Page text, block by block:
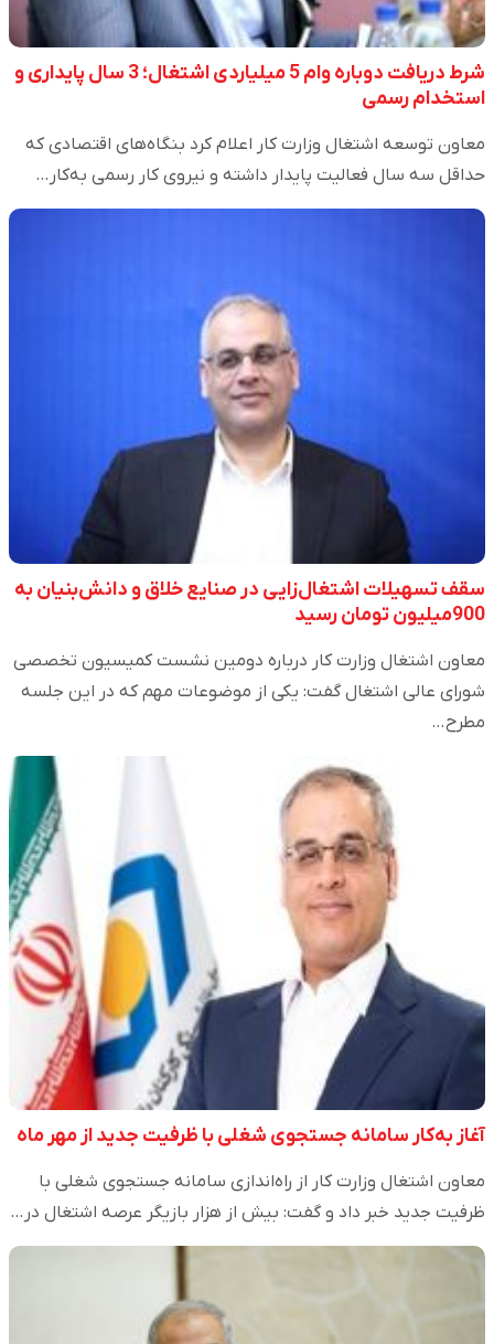
شرط دریافت دوباره وام 5 میلیاردی اشتغال؛ 3 سال پایداری و
استخدام رسمی
معاون توسعه اشتغال وزارت کار اعلام کرد بنگاه‌های اقتصادی که
حداقل سه سال فعالیت پایدار داشته و نیروی کار رسمی به‌کار…
سقف تسهیلات اشتغال‌زایی در صنایع خلاق و دانش‌بنیان به
900میلیون تومان رسید
معاون اشتغال وزارت کار درباره دومین نشست کمیسیون تخصصی
شورای عالی اشتغال گفت: یکی از موضوعات مهم که در این جلسه
مطرح…
آغاز به‌کار سامانه جستجوی شغلی با ظرفیت جدید از مهر ماه
معاون اشتغال وزارت کار از راه‌اندازی سامانه جستجوی شغلی با
ظرفیت جدید خبر داد و گفت: بیش از هزار بازیگر عرصه اشتغال در…